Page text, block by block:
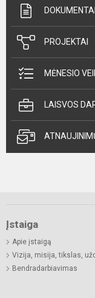
DOKUMENTAI
PROJEKTAI
MĖNESIO
LAISVOS
Įstaiga
Apie įstaigą
Vizija, misija, tikslas,
Bendradarbiavimas